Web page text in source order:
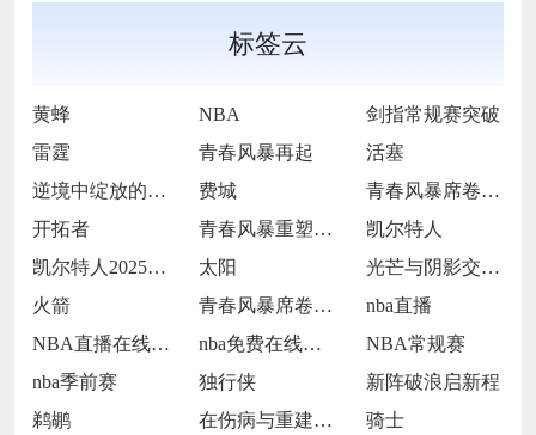
标签云
黄蜂 NBA
剑指常规赛突破
雷霆
青春风暴再起
活塞
逆境中绽放的青春风暴
费城
青春风暴席卷新赛季
开拓者
青春风暴重塑西北雄心
凯尔特人
凯尔特人2025赛季的战术突围与韧性绽放
太阳
光芒与阴影交织的征途
火箭
青春风暴席卷联盟
nba直播
NBA直播在线观看
nba免费在线高清直播
NBA常规赛
nba季前赛
独行侠
新阵破浪启新程
鹈鹕
在伤病与重建中寻觅曙光 骑士